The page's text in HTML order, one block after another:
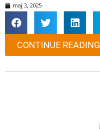
maj 3, 2025
CONTINUE READING